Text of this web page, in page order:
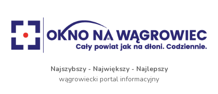
Najszybszy - Największy - Najlepszy
wągrowiecki portal informacyjny